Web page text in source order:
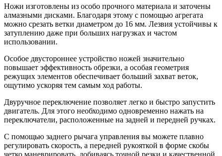
Ножи изготовлены из особо прочного материала и заточены
алмазными дисками. Благодаря этому с помощью агрегата
можно срезать ветки диаметром до 16 мм. Лезвия устойчивы к
затуплению даже при больших нагрузках и частом
использовании.
Особое двустороннее устройство ножей значительно
повышает эффективность обрезки, а особая геометрия
режущих элементов обеспечивает больший захват веток,
ощутимо ускоряя тем самым ход работы.
Двуручное переключение позволяет легко и быстро запустить
двигатель. Для этого необходимо одновременно нажать на
переключатели, расположенные на задней и передней ручках.
С помощью заднего рычага управления вы можете плавно
регулировать скорость, а передней рукояткой в форме скобы
четко маневрировать, добиваясь точной резки и качественной